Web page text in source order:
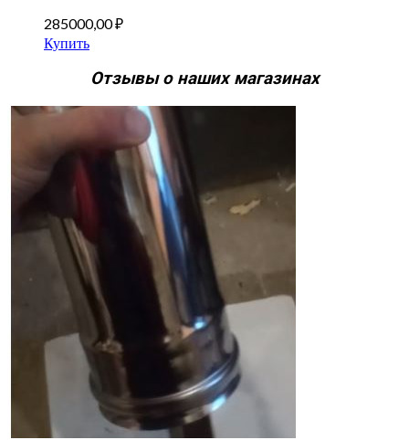
285000,00₽
Купить
Отзывы о наших магазинах